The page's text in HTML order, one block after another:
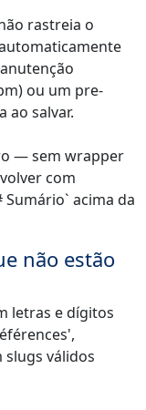
rastreia o
ou um pre-
ao salvar.
— sem wrapper
com
acima da
não estão
letras e dígitos
válidos